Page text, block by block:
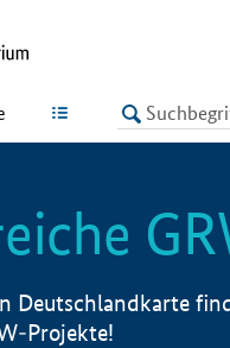
LISTE
Deutschlandkarte
Projekte!